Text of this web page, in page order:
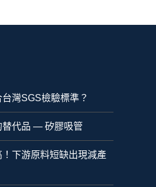
灣SGS檢驗標準？
替代品 — 矽膠吸管
下游原料短缺出現減產